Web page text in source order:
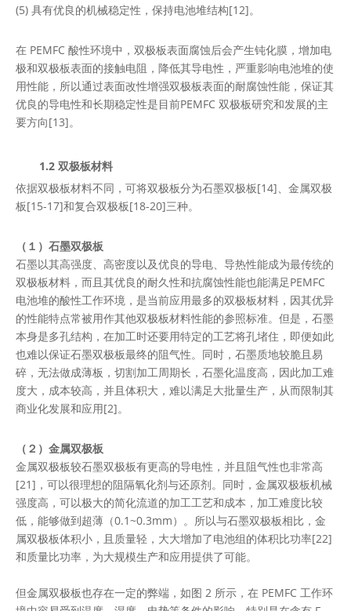
(5) 具有优良的机械稳定性，保持电池堆结构[12]。
在 PEMFC 酸性环境中，双极板表面腐蚀后会产生钝化膜，增加电
极和双极板表面的接触电阻，降低其导电性，严重影响电池堆的使
用性能，所以通过表面改性增强双极板表面的耐腐蚀性能，保证其
优良的导电性和长期稳定性是目前PEMFC 双极板研究和发展的主
要方向[13]。
1.2 双极板材料
依据双极板材料不同，可将双极板分为石墨双极板[14]、金属双极
板[15-17]和复合双极板[18-20]三种。
（１）石墨双极板
石墨以其高强度、高密度以及优良的导电、导热性能成为最传统的
双极板材料，而且其优良的耐久性和抗腐蚀性能也能满足PEMFC
电池堆的酸性工作环境，是当前应用最多的双极板材料，因其优异
的性能特点常被用作其他双极板材料性能的参照标准。但是，石墨
本身是多孔结构，在加工时还要用特定的工艺将孔堵住，即便如此
也难以保证石墨双极板最终的阻气性。同时，石墨质地较脆且易
碎，无法做成薄板，切割加工周期长，石墨化温度高，因此加工难
度大，成本较高，并且体积大，难以满足大批量生产，从而限制其
商业化发展和应用[2]。
（２）金属双极板
金属双极板较石墨双极板有更高的导电性，并且阻气性也非常高
[21]，可以很理想的阻隔氧化剂与还原剂。同时，金属双极板机械
强度高，可以极大的简化流道的加工工艺和成本，加工难度比较
低，能够做到超薄（0.1~0.3mm）。所以与石墨双极板相比，金
属双极板体积小，且质量轻，大大增加了电池组的体积比功率[22]
和质量比功率，为大规模生产和应用提供了可能。
但金属双极板也存在一定的弊端，如图 2 所示，在 PEMFC 工作环